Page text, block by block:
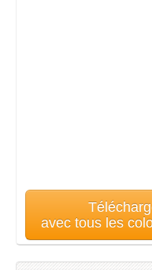
avec tous les